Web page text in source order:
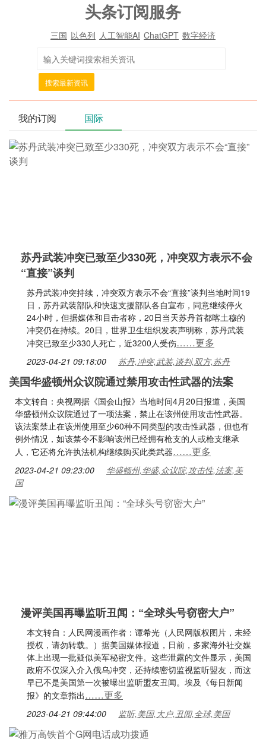
头条订阅服务
三国 以色列 人工智能AI ChatGPT 数字经济
搜索最新资讯
我的订阅 国际
苏丹武装冲突已致至少330死，冲突双方表示不会
“直接”谈判
苏丹武装冲突持续，冲突双方表示不会“直接”谈判当地时间19
日，苏丹武装部队和快速支援部队各自宣布，同意继续停火
24小时，但据媒体和目击者称，20日当天苏丹首都喀土穆的
冲突仍在持续。20日，世界卫生组织发表声明称，苏丹武装
冲突已致至少330人死亡，近3200人受伤……更多
2023-04-21 09:18:00 苏丹,冲突,武装,谈判,双方,苏丹
美国华盛顿州众议院通过禁用攻击性武器的法案
本文转自：央视网据《国会山报》当地时间4月20日报道，美国
华盛顿州众议院通过了一项法案，禁止在该州使用攻击性武器。
该法案禁止在该州使用至少60种不同类型的攻击性武器，但也有
例外情况，如该禁令不影响该州已经拥有枪支的人或枪支继承
人，它还将允许执法机构继续购买此类武器……更多
2023-04-21 09:23:00
华盛顿州,华盛,众议院,攻击性,法案,美
国
漫评美国再曝监听丑闻：“全球头号窃密大户”
本文转自：人民网漫画作者：谭希光（人民网版权图片，未经
授权，请勿转载。）据美国媒体报道，日前，多家海外社交媒
体上出现一批疑似美军秘密文件。这些泄露的文件显示，美国
政府不仅深入介入俄乌冲突，还持续密切监视监听盟友，而这
早已不是美国第一次被曝出监听盟友丑闻。埃及《每日新闻
报》的文章指出……更多
2023-04-21 09:44:00 监听,美国,大户,丑闻,全球,美国